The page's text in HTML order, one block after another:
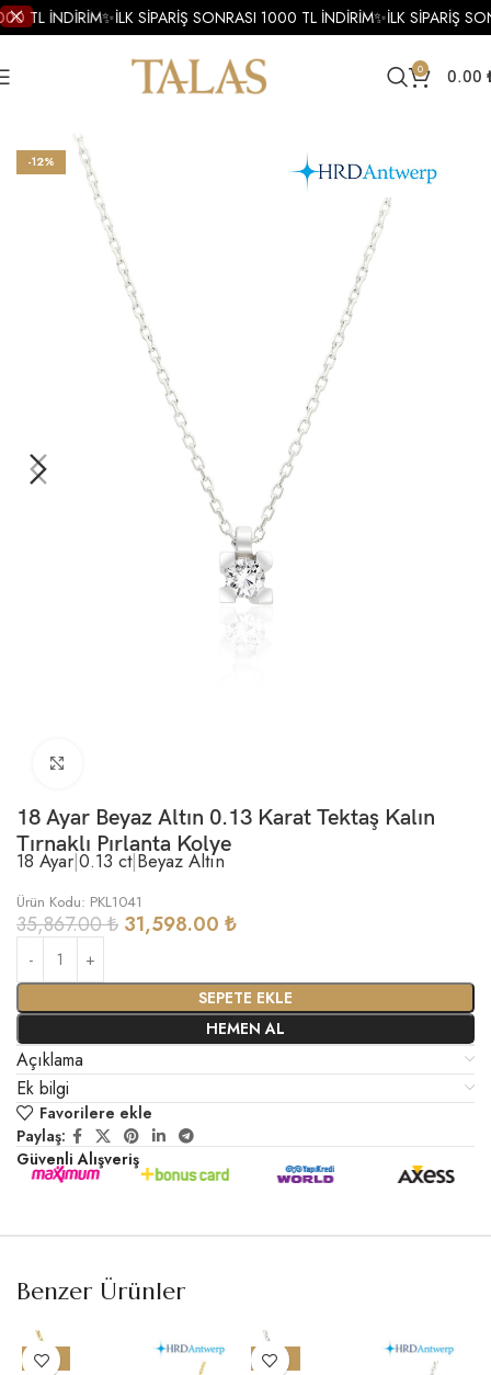
0 0.00
Pırlanta Kolye Pırlanta Tektaş Kolye
-12%
18 Ayar Beyaz Altın 0.13 Karat Tektaş Kalın
Tırnaklı Pırlanta Kolye
18 Ayar|0.13 ct|Beyaz Altın
Ürün Kodu: PKL1041
35,867.00₺ 31,598.00 ₺
SEPETE EKLE
HEMEN AL
Açıklama
Ek bilgi
Favorilere ekle
Paylaş:
Güvenli Alışveriş
Benzer Ürünler
-15% -16%
TL İNDİRİM✨İLK SİPARİŞ SONRASI 1000 TL İNDİRİM✨İLK SİPARİŞ